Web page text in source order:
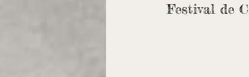
Festival de